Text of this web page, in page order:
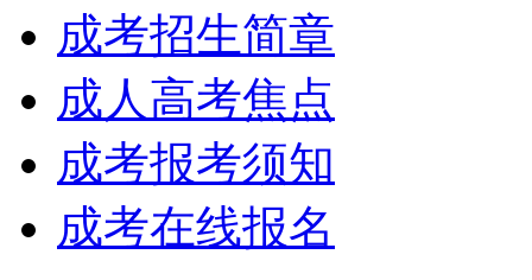
成考招生简章
成人高考焦点
成考报考须知
成考在线报名